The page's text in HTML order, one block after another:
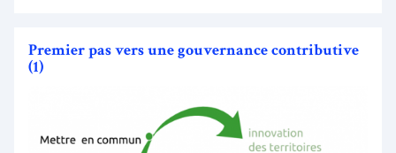
Premier pas vers une gouvernance contributive
(1)